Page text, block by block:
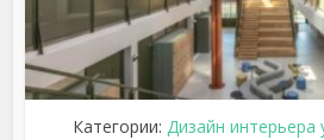
Категории: Дизайн интерьера